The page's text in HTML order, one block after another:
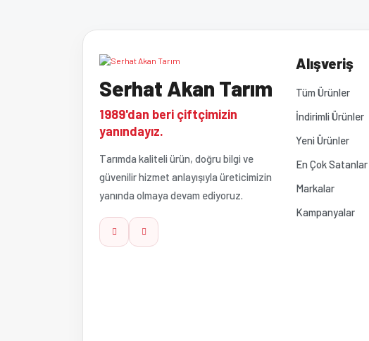
Ürün açıklamasında eksik bilgiler bulunuyor.
Ürün bilgilerinde hatalar bulunuyor.
Ürün fiyatı diğer sitelerden daha pahalı.
Bu ürüne benzer farklı alternatifler olmalı.
Serhat Akan Tarım
1989'dan beri çiftçimizin
yanındayız.
Tarımda kaliteli ürün, doğru bilgi ve
güvenilir hizmet anlayışıyla üreticimizin
yanında olmaya devam ediyoruz.
Alışveriş
Tüm Ürünler
İndirimli Ürünler
Yeni Ürünler
En Çok Satanlar
Markalar
Kampanyalar